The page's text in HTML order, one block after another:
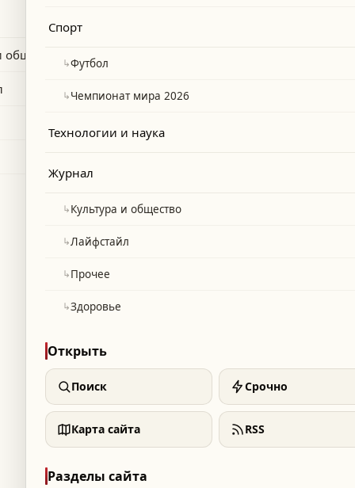
и уверенности женщин в
Спорт
↳Футбол
↳Чемпионат мира 2026
Технологии и наука
Журнал
↳Культура и общество
↳Лайфстайл
↳Прочее
↳Здоровье
Открыть
Поиск Срочно
Карта сайта RSS
Разделы сайта